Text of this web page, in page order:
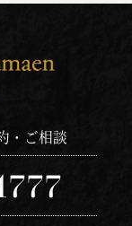
・ご相談